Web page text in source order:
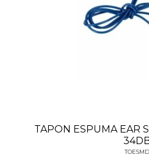
TAPON ESPUMA EAR
TOESMD